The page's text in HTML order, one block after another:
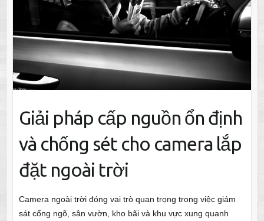
Giải pháp cấp nguồn ổn định
và chống sét cho camera lắp
đặt ngoài trời
Camera ngoài trời đóng vai trò quan trọng trong việc giám
sát cổng ngõ, sân vườn, kho bãi và khu vực xung quanh